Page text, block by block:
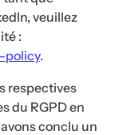
veuillez
:
policy.
respectives
du RGPD en
conclu un